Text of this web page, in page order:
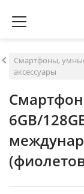
Смартфоны,
аксессуары
6GB/